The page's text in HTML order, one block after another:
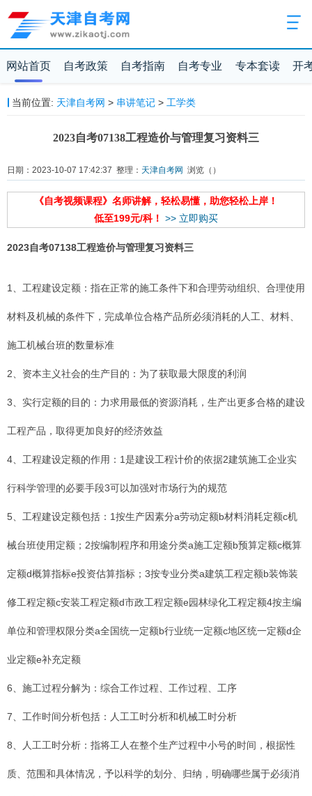
网站首页 自考政策 自考指南 自考专业 专本套读 开
当前位置: 天津自考网 > 串讲笔记> 工学类
2023自考07138工程造价与管理复习资料三
日期：2023-10-07 17:42:37 整理： 天津自考网 浏览（ ）
《自考视频课程》名师讲解，轻松易懂，助您轻松上岸！
低至199元/科！ >> 立即购买
2023自考07138工程造价与管理复习资料三
1、工程建设定额：指在正常的施工条件下和合理劳动组织、合理使用
材料及机械的条件下，完成单位合格产品所必须消耗的人工、材料、
施工机械台班的数量标准
2、资本主义社会的生产目的：为了获取最大限度的利润
3、实行定额的目的：力求用最低的资源消耗，生产出更多合格的建设
工程产品，取得更加良好的经济效益
4、工程建设定额的作用：1是建设工程计价的依据2建筑施工企业实
行科学管理的必要手段3可以加强对市场行为的规范
5、工程建设定额包括：1按生产因素分a劳动定额b材料消耗定额c机
械台班使用定额；2按编制程序和用途分类a施工定额b预算定额c概算
定额d概算指标e投资估算指标；3按专业分类a建筑工程定额b装饰装
修工程定额c安装工程定额d市政工程定额e园林绿化工程定额4按主编
单位和管理权限分类a全国统一定额b行业统一定额c地区统一定额d企
业定额e补充定额
6、施工过程分解为：综合工作过程、工作过程、工序
7、工作时间分析包括：人工工时分析和机械工时分析
8、人工工时分析：指将工人在整个生产过程中小号的时间，根据性
质、范围和具体情况，予以科学的划分、归纳，明确哪些属于必须消